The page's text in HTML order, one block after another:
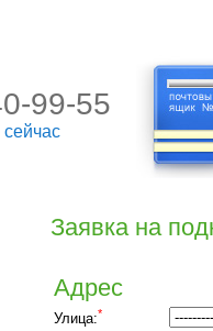
99-55
Заявка на
Адрес
Улица:*